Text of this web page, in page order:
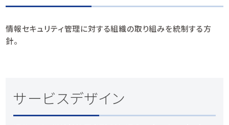
カスタマーサービス
資料ダウンロード
情報セキュリティ管理に対する組織の取り組みを統制する方
針。
サービスデザイン